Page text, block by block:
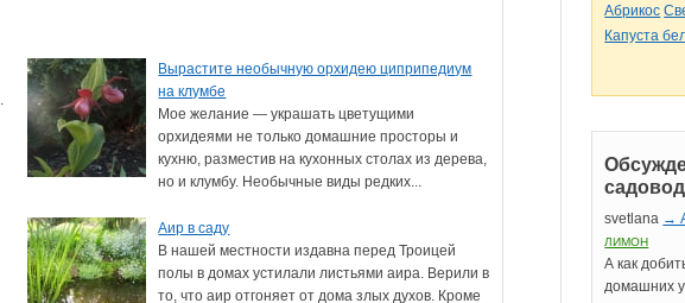
Вырастите необычную орхидею циприпедиум
на клумбе
Мое желание — украшать цветущими
орхидеями не только домашние просторы и
кухню, разместив на кухонных столах из дерева,
но и клумбу. Необычные виды редких...
Аир в саду
В нашей местности издавна перед Троицей
полы в домах устилали листьями аира. Верили в
то, что аир отгоняет от дома злых духов. Кроме
Абрикос
Капуста
svetlana →
ЛИМОН
А как
домашних